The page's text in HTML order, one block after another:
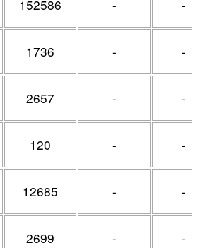
152586 - -
1736 - -
2657 - -
120 - -
12685 - -
2699 - -